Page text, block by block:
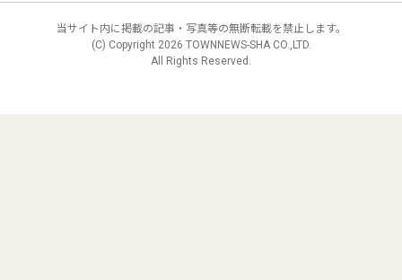
当サイト内に掲載の記事・写真等の無断転載を禁止します。
(C) Copyright 2026 TOWNNEWS-SHA CO.,LTD.
All Rights Reserved.